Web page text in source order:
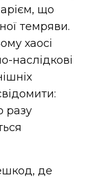
що
темряви.
хаосі
наслідкові
разу
де